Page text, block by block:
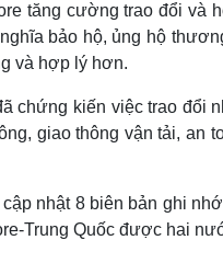
tăng cường trao đổi và
bảo hộ, ủng hộ
và hợp lý hơn.
chứng kiến ​​việc trao đổi
giao thông vận tải, an
nhật 8 biên bản ghi
Trung Quốc được hai